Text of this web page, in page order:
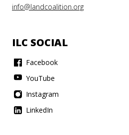
info@landcoalition.org
ILC SOCIAL
Facebook
YouTube
Instagram
LinkedIn